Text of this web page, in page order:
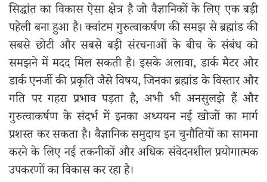
सिद्धांत का विकास ऐसा क्षेत्र है जो वैज्ञानिकों के लिए एक बड़ी
पहेली बना हुआ है। क्वांटम गुरुत्वाकर्षण की समझ से ब्रह्मांड की
सबसे छोटी और सबसे बड़ी संरचनाओं के बीच के संबंध को
समझने में मदद मिल सकती है। इसके अलावा, डार्क मैटर और
डार्क एनर्जी की प्रकृति जैसे विषय, जिनका ब्रह्मांड के विस्तार और
गति पर गहरा प्रभाव पड़ता है, अभी भी अनसुलझे हैं और
गुरुत्वाकर्षण के संदर्भ में इनका अध्ययन नई खोजों का मार्ग
प्रशस्त कर सकता है। वैज्ञानिक समुदाय इन चुनौतियों का सामना
करने के लिए नई तकनीकों और अधिक संवेदनशील प्रयोगात्मक
उपकरणों का विकास कर रहा है।